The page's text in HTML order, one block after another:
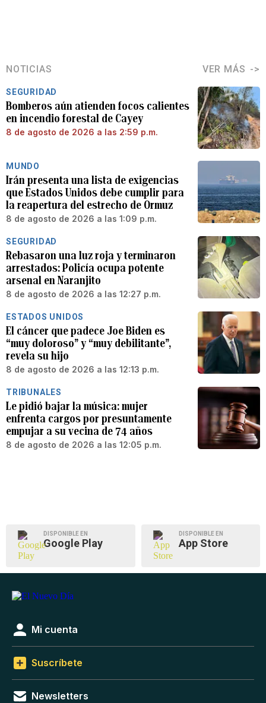
NOTICIAS VER MÁS
SEGURIDAD
Bomberos aún atienden focos calientes
en incendio forestal de Cayey
8 de agosto de 2026 a las 2:59 p.m.
MUNDO
Irán presenta una lista de exigencias
que Estados Unidos debe cumplir para
la reapertura del estrecho de Ormuz
8 de agosto de 2026 a las 1:09 p.m.
SEGURIDAD
Rebasaron una luz roja y terminaron
arrestados: Policía ocupa potente
arsenal en Naranjito
8 de agosto de 2026 a las 12:27 p.m.
ESTADOS UNIDOS
El cáncer que padece Joe Biden es
“muy doloroso” y “muy debilitante”,
revela su hijo
8 de agosto de 2026 a las 12:13 p.m.
TRIBUNALES
Le pidió bajar la música: mujer
enfrenta cargos por presuntamente
empujar a su vecina de 74 años
8 de agosto de 2026 a las 12:05 p.m.
DISPONIBLE EN
Google Play
DISPONIBLE EN
App Store
Mi cuenta
Suscríbete
Newsletters